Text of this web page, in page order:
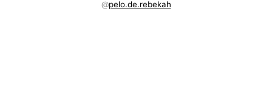
@pelo.de.rebekah